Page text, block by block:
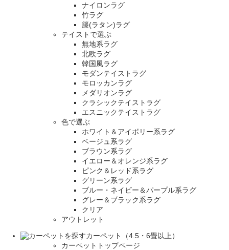
ナイロンラグ
竹ラグ
籐(ラタン)ラグ
テイストで選ぶ
無地系ラグ
北欧ラグ
韓国風ラグ
モダンテイストラグ
モロッカンラグ
メダリオンラグ
クラシックテイストラグ
エスニックテイストラグ
色で選ぶ
ホワイト＆アイボリー系ラグ
ベージュ系ラグ
ブラウン系ラグ
イエロー＆オレンジ系ラグ
ピンク＆レッド系ラグ
グリーン系ラグ
ブルー・ネイビー＆パープル系ラグ
グレー＆ブラック系ラグ
クリア
アウトレット
カーペット（4.5・6畳以上）
カーペットトップページ